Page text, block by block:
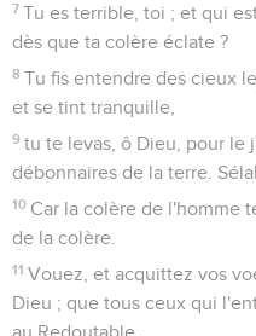
7 Tu es terrible, toi ; et qui
dès que ta colère éclate ?
8 Tu fis entendre des cieux
et se tint tranquille,
9 tu te levas, ô Dieu, pour le
débonnaires de la terre.
10 Car la colère de l'homme
de la colère.
11 Vouez, et acquittez vos
Dieu ; que tous ceux qui
au Redoutable.